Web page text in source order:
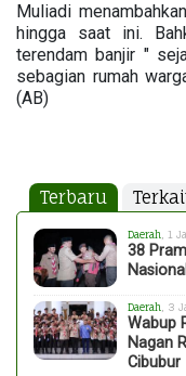
Muliadi
hingga saat ini.
terendam banjir "
sebagian rumah
(AB)
Terbaru
Daerah , 1
38
Daerah , 3
Wabup
Nagan
Cibubur